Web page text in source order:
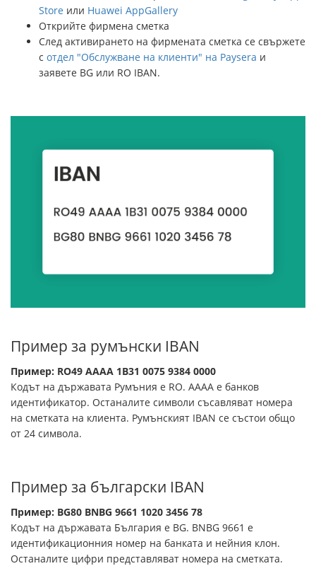
Store или Huawei AppGallery
Открийте фирмена сметка
След активирането на фирмената сметка се свържете
с отдел "Обслужване на клиенти" на Paysera и
заявете BG или RO IBAN.
Пример за румънски IBAN
Пример: RO49 AAAA 1B31 0075 9384 0000
Кодът на държавата Румъния е RO. AAAA е банков
идентификатор. Останалите символи съсавляват номера
на сметката на клиента. Румънският IBAN се състои общо
от 24 символа.
Пример за български IBAN
Пример: BG80 BNBG 9661 1020 3456 78
Кодът на държавата България е BG. BNBG 9661 е
идентификационния номер на банката и нейния клон.
Останалите цифри представляват номера на сметката.